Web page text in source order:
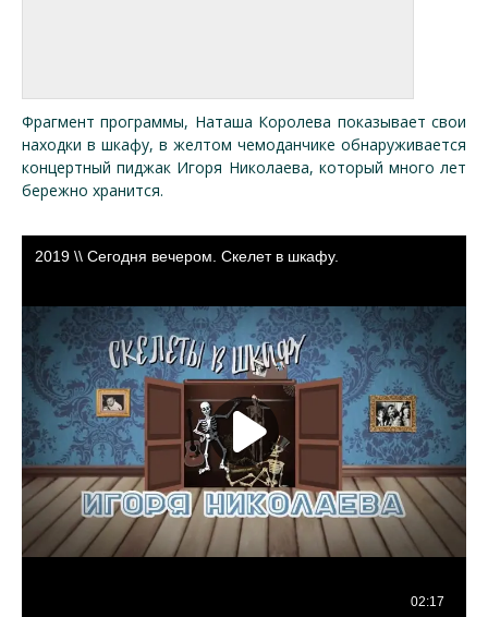
Фрагмент программы, Наташа Королева показывает свои
находки в шкафу, в желтом чемоданчике обнаруживается
концертный пиджак Игоря Николаева, который много лет
бережно хранится.